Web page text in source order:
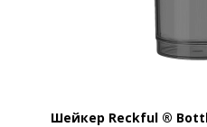
Шейкер Reckful ®